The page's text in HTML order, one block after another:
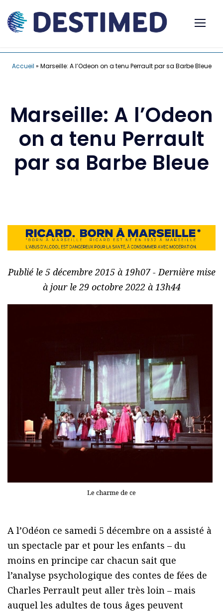
Accueil » Marseille: A l’Odeon on a tenu Perrault par sa Barbe Bleue
Marseille: A l’Odeon
on a tenu Perrault
par sa Barbe Bleue
Publié le 5 décembre 2015 à 19h07 - Dernière mise
à jour le 29 octobre 2022 à 13h44
Le charme de ce
A l’Odéon ce samedi 5 décembre on a assisté à
un spectacle par et pour les enfants – du
moins en principe car chacun sait que
l’analyse psychologique des contes de fées de
Charles Perrault peut aller très loin – mais
auquel les adultes de tous âges peuvent